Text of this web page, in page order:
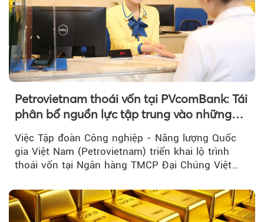
Petrovietnam thoái vốn tại PVcomBank: Tái
phân bổ nguồn lực tập trung vào những
Việc Tập đoàn Công nghiệp - Năng lượng Quốc
gia Việt Nam (Petrovietnam) triển khai lộ trình
thoái vốn tại Ngân hàng TMCP Đại Chúng Việt